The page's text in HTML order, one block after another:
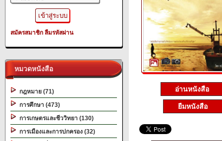
สมัครสมาชิก ลืมรหัสผ่าน
หมวดหนังสือ
กฎหมาย (71)
การศึกษา (473)
การเกษตรและชีววิทยา (130)
การเมืองและการปกครอง (32)
อ่านหนังสือ
ยืมหนังสือ